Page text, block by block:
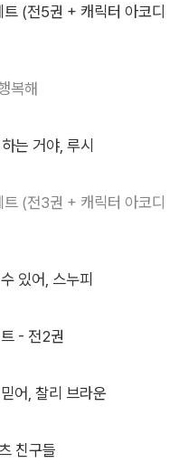
(전5권 + 캐릭터 아코디
복해
는 거야, 루시
(전3권 + 캐릭터 아코디
있어, 스누피
- 전2권
어, 찰리 브라운
친구들